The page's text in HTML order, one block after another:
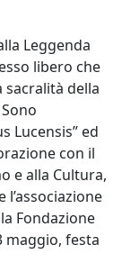
Leggenda
libero che
sacralità della
Lucensis” ed
con il
e alla Cultura,
l’associazione
Fondazione
maggio, festa